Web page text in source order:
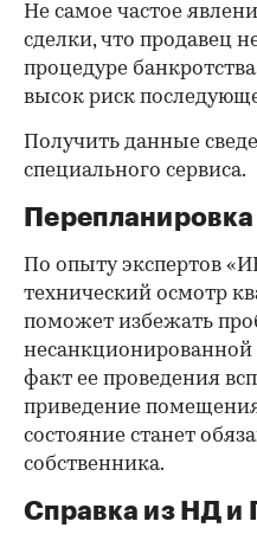
Не самое частое
сделки, что продавец
процедуре
высок риск
Получить данные
специального сервиса.
Перепланировка
По опыту экспертов
технический осмотр
поможет избежать
несанкционированной
факт ее проведения
приведение
состояние станет
собственника.
Справка из НД и